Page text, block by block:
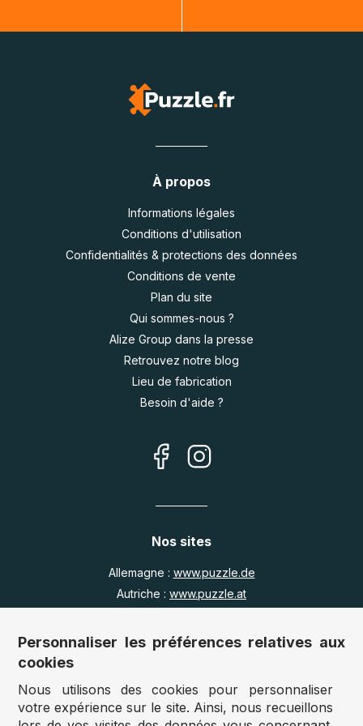
À propos
Informations légales
Conditions d'utilisation
Confidentialités & protections des données
Conditions de vente
Plan du site
Qui sommes-nous ?
Alize Group dans la presse
Retrouvez notre blog
Lieu de fabrication
Besoin d'aide ?
Nos sites
Allemagne : www.puzzle.de
Autriche : www.puzzle.at
Royaume Uni :
www.jigsawpuzzle.co.uk
Accès revendeurs / détaillants
Personnaliser les préférences relatives aux
cookies
Nous utilisons des cookies pour personnaliser
votre expérience sur le site. Ainsi, nous recueillons